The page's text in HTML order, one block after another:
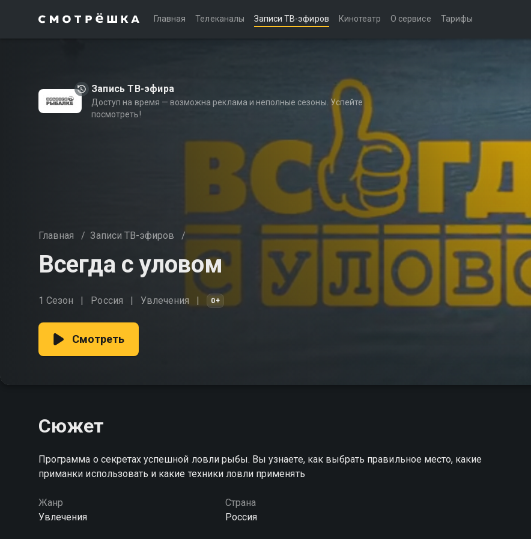
Главная Телеканалы Записи ТВ-эфиров Кинотеатр О сервисе Тарифы
Запись ТВ-эфира
Доступ на время — возможна реклама и неполные сезоны. Успейте
посмотреть!
Главная / Записи ТВ-эфиров /
Всегда с уловом
1 Сезон Россия Увлечения 0+
Смотреть
Сюжет
Программа о секретах успешной ловли рыбы. Вы узнаете, как выбрать правильное место, какие
приманки использовать и какие техники ловли применять
Жанр
Увлечения
Страна
Россия